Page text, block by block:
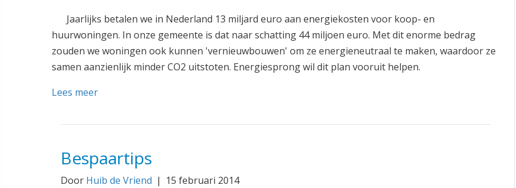
Jaarlijks betalen we in Nederland 13 miljard euro aan energiekosten voor koop- en
huurwoningen. In onze gemeente is dat naar schatting 44 miljoen euro. Met dit enorme bedrag
zouden we woningen ook kunnen 'vernieuwbouwen' om ze energieneutraal te maken, waardoor ze
samen aanzienlijk minder CO2 uitstoten. Energiesprong wil dit plan vooruit helpen.
Lees meer
Bespaartips
Door Huib de Vriend | 15 februari 2014